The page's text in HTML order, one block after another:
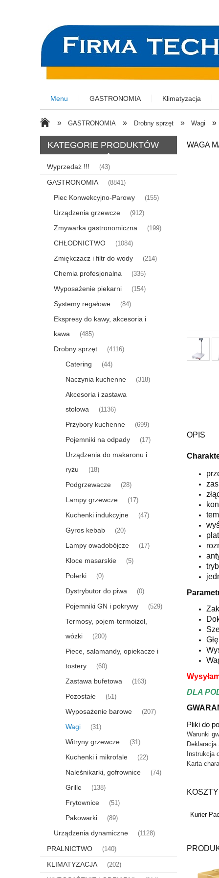
Menu GASTRONOMIA Klimatyzacja
» GASTRONOMIA » Drobny sprzęt » Wagi »
KATEGORIE PRODUKTÓW
Wyprzedaż !!! (43)
GASTRONOMIA (8841)
Piec Konwekcyjno-Parowy (155)
Urządzenia grzewcze (912)
Zmywarka gastronomiczna (199)
CHŁODNICTWO (1084)
Zmiękczacz i filtr do wody (214)
Chemia profesjonalna (335)
Wyposażenie piekarni (154)
Systemy regałowe (84)
Ekspresy do kawy, akcesoria i
kawa
(485)
Drobny sprzęt (4116)
Catering (44)
Naczynia kuchenne (318)
Akcesoria i zastawa
stołowa
(1136)
Przybory kuchenne (699)
Pojemniki na odpady (17)
Urządzenia do makaronu i
ryżu
(18)
Podgrzewacze (28)
Lampy grzewcze (17)
Kuchenki indukcyjne (47)
Gyros kebab (20)
Lampy owadobójcze (17)
Kloce masarskie (5)
Polerki (0)
Dystrybutor do piwa (0)
Pojemniki GN i pokrywy (529)
Termosy, pojem-termoizol,
wózki
(200)
Piece, salamandy, opiekacze i
tostery
(60)
Zastawa bufetowa (163)
Pozostałe (51)
Wyposażenie barowe (207)
Wagi (31)
Witryny grzewcze (31)
Kuchenki i mikrofale (22)
Naleśnikarki, gofrownice (74)
Grille (138)
Frytownice (51)
Pakowarki (89)
Urządzenia dynamiczne (1128)
PRALNICTWO (140)
KLIMATYZACJA (202)
WAGA
OPIS
DLA
Pliki do
Warunki
Instrukcja
Karta
Kurier